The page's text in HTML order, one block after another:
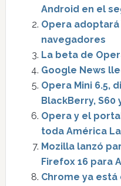
Android en el
Opera adoptará
navegadores
La beta de
Google News
Opera Mini 6.5,
BlackBerry, S60
Opera y el
toda América
Mozilla lanzó
Firefox 16 para
Chrome ya